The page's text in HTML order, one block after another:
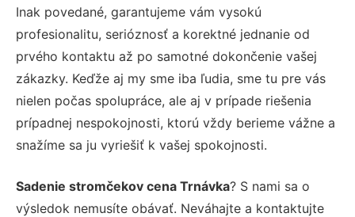
Inak povedané, garantujeme vám vysokú
profesionalitu, serióznosť a korektné jednanie od
prvého kontaktu až po samotné dokončenie vašej
zákazky. Keďže aj my sme iba ľudia, sme tu pre vás
nielen počas spolupráce, ale aj v prípade riešenia
prípadnej nespokojnosti, ktorú vždy berieme vážne a
snažíme sa ju vyriešiť k vašej spokojnosti.
Sadenie stromčekov cena Trnávka? S nami sa o
výsledok nemusíte obávať. Neváhajte a kontaktujte